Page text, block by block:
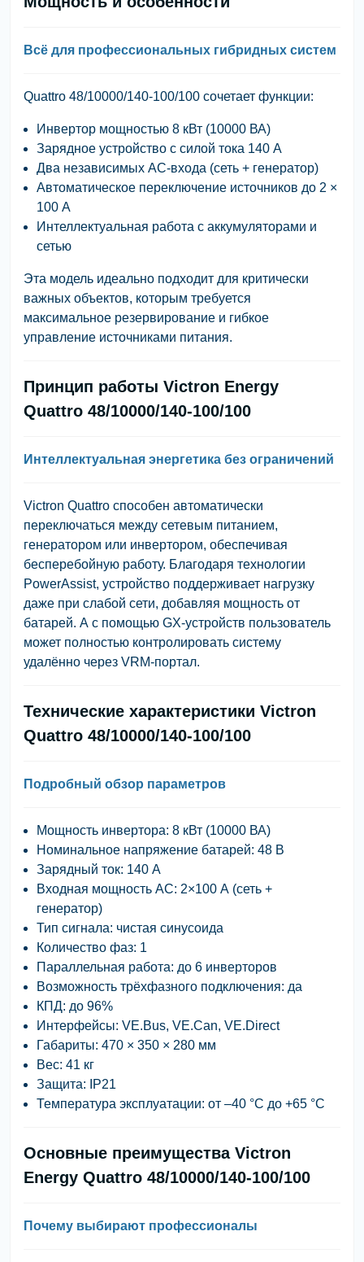
Всё для профессиональных гибридных систем
Quattro 48/10000/140-100/100 сочетает функции:
Инвертор мощностью 8 кВт (10000 ВА)
Зарядное устройство с силой тока 140 А
Два независимых AC-входа (сеть + генератор)
Автоматическое переключение источников до 2 ×
100 А
Интеллектуальная работа с аккумуляторами и
сетью
Эта модель идеально подходит для критически
важных объектов, которым требуется
максимальное резервирование и гибкое
управление источниками питания.
Принцип работы Victron Energy
Quattro 48/10000/140-100/100
Интеллектуальная энергетика без ограничений
Victron Quattro способен автоматически
переключаться между сетевым питанием,
генератором или инвертором, обеспечивая
бесперебойную работу. Благодаря технологии
PowerAssist, устройство поддерживает нагрузку
даже при слабой сети, добавляя мощность от
батарей. А с помощью GX-устройств пользователь
может полностью контролировать систему
удалённо через VRM-портал.
Технические характеристики Victron
Quattro 48/10000/140-100/100
Подробный обзор параметров
Мощность инвертора: 8 кВт (10000 ВА)
Номинальное напряжение батарей: 48 В
Зарядный ток: 140 А
Входная мощность AC: 2×100 А (сеть +
генератор)
Тип сигнала: чистая синусоида
Количество фаз: 1
Параллельная работа: до 6 инверторов
Возможность трёхфазного подключения: да
КПД: до 96%
Интерфейсы: VE.Bus, VE.Can, VE.Direct
Габариты: 470 × 350 × 280 мм
Вес: 41 кг
Защита: IP21
Температура эксплуатации: от –40 °C до +65 °C
Основные преимущества Victron
Energy Quattro 48/10000/140-100/100
Почему выбирают профессионалы